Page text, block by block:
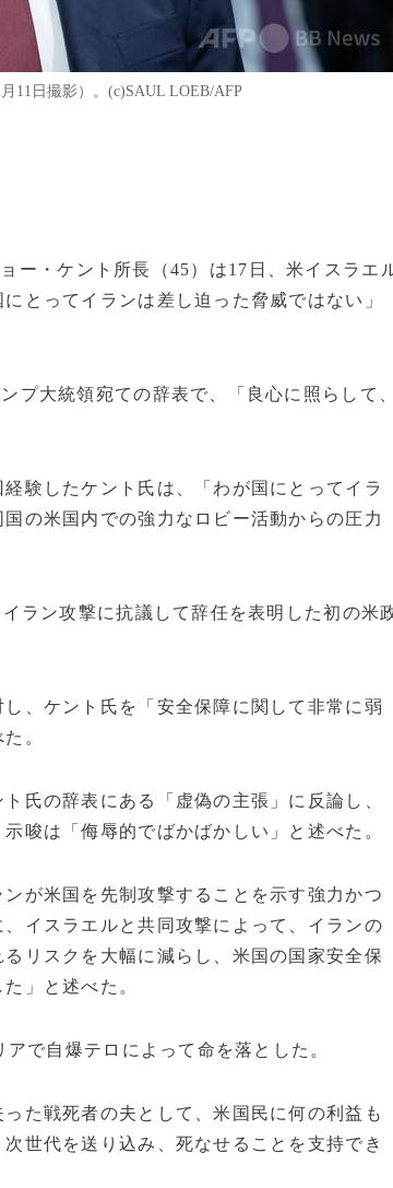
11日撮影）。(c)SAUL LOEB/AFP
ー・ケント所長（45）は17日、米イスラエ
とってイランは差し迫った脅威ではない」
プ大統領宛ての辞表で、「良心に照らして
験したケント氏は、「わが国にとってイラ
の米国内での強力なロビー活動からの圧力
ラン攻撃に抗議して辞任を表明した初の米
、ケント氏を「安全保障に関して非常に弱
。
氏の辞表にある「虚偽の主張」に反論し、
唆は「侮辱的でばかばかしい」と述べた。
が米国を先制攻撃することを示す強力かつ
イスラエルと共同攻撃によって、イランの
リスクを大幅に減らし、米国の国家安全保
」と述べた。
で自爆テロによって命を落とした。
た戦死者の夫として、米国民に何の利益も
世代を送り込み、死なせることを支持でき